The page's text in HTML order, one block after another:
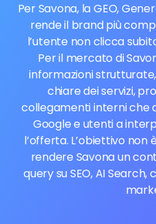
Per Savona, la GEO,
rende il brand più
l’utente non clicca
Per il mercato di
informazioni
chiare dei servizi,
collegamenti interni che
Google e utenti a
l’offerta. L’obiettivo non
rendere Savona un
query su SEO, AI